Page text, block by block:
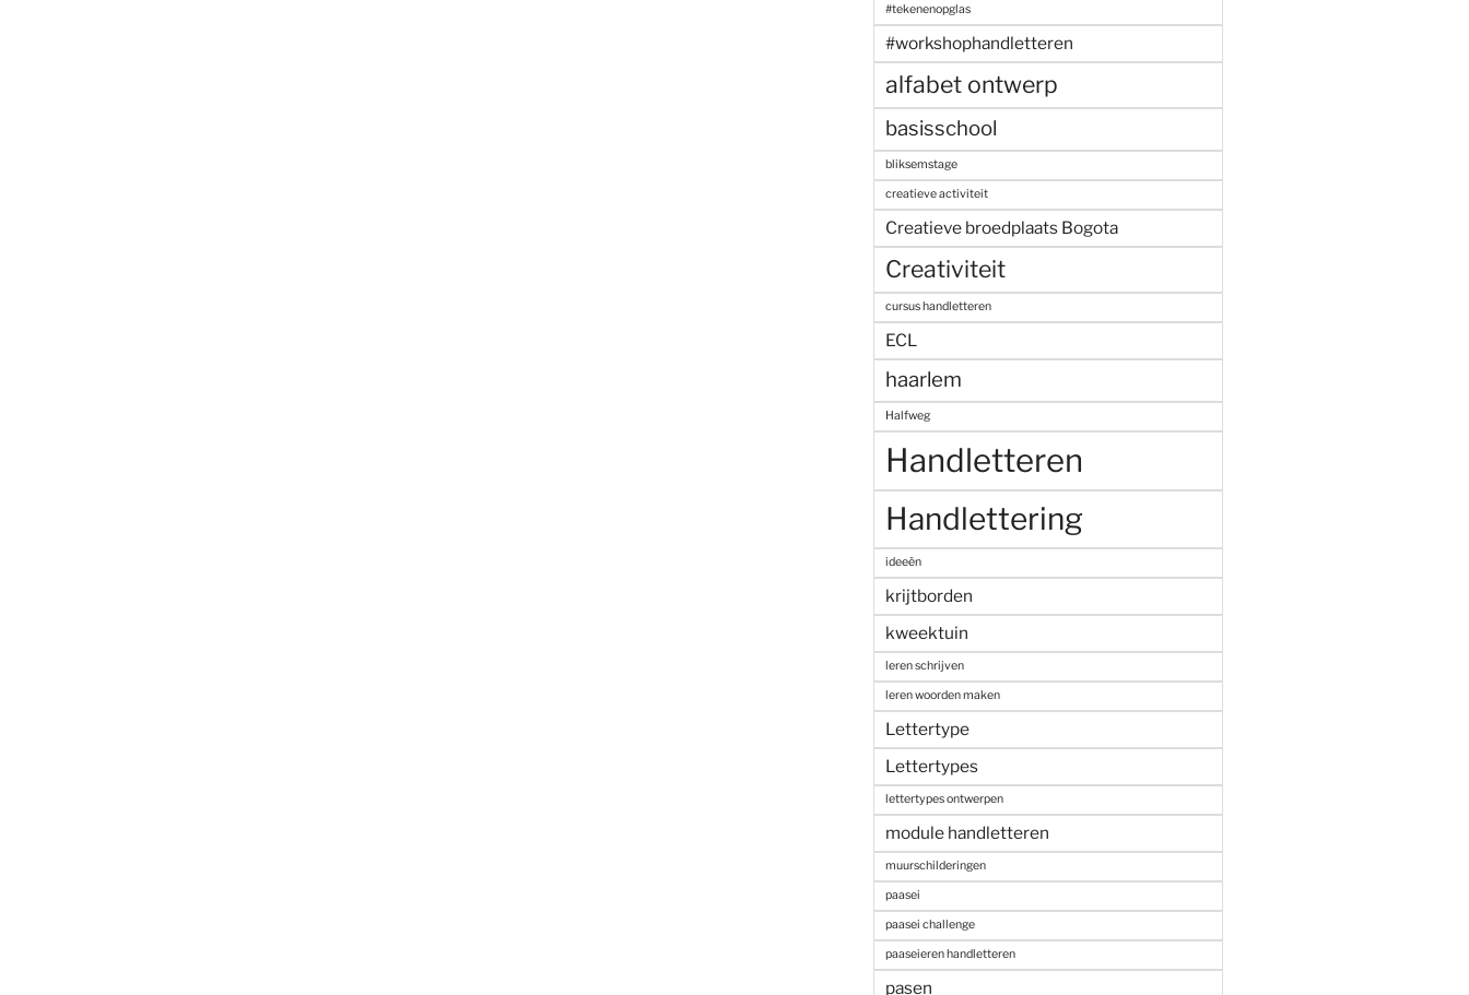
#tekenenopglas
#workshophandletteren
alfabet ontwerp
basisschool
bliksemstage
creatieve activiteit
Creatieve broedplaats Bogota
Creativiteit
cursus handletteren
ECL
haarlem
Halfweg
Handletteren
Handlettering
ideeën
krijtborden
kweektuin
leren schrijven
leren woorden maken
Lettertype
Lettertypes
lettertypes ontwerpen
module handletteren
muurschilderingen
paasei
paasei challenge
paaseieren handletteren
pasen